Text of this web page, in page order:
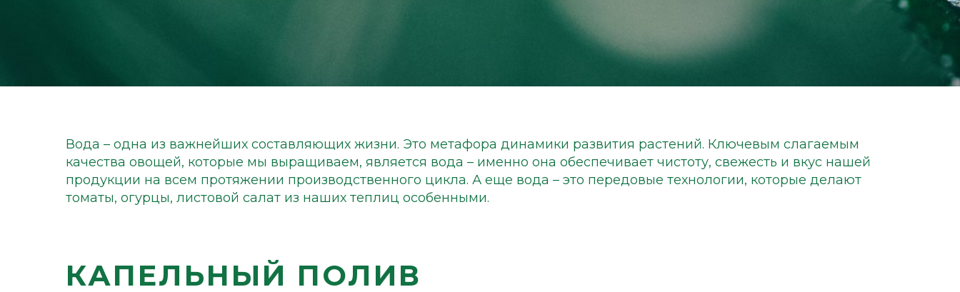
Вода – одна из важнейших составляющих жизни. Это метафора динамики развития растений. Ключевым слагаемым
качества овощей, которые мы выращиваем, является вода – именно она обеспечивает чистоту, свежесть и вкус нашей
продукции на всем протяжении производственного цикла. А еще вода – это передовые технологии, которые делают
томаты, огурцы, листовой салат из наших теплиц особенными.
КАПЕЛЬНЫЙ ПОЛИВ